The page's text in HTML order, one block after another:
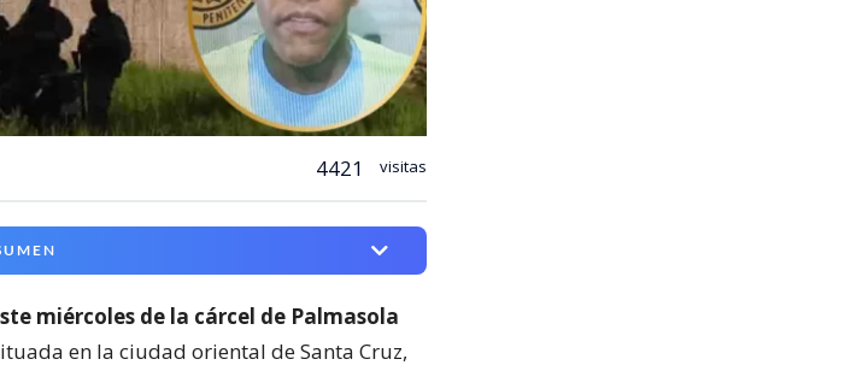
4421 visitas
miércoles de la cárcel de Palmasola
en la ciudad oriental de Santa Cruz,